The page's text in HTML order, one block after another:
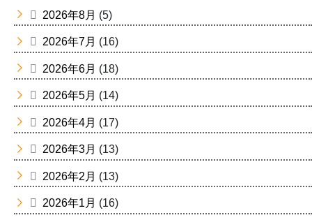
2026年8月 (5)
2026年7月 (16)
2026年6月 (18)
2026年5月 (14)
2026年4月 (17)
2026年3月 (13)
2026年2月 (13)
2026年1月 (16)